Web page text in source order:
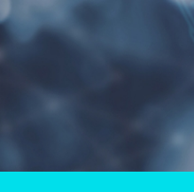
já estão no metaverso: